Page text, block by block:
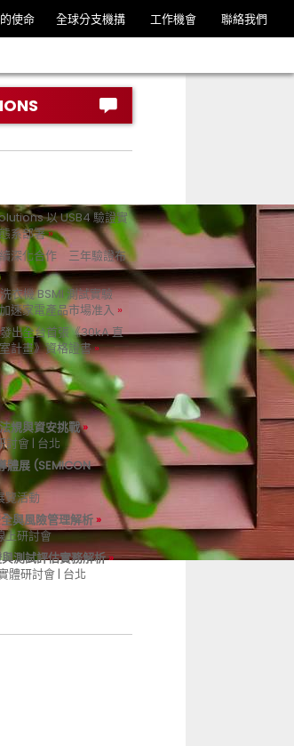
使命 全球分支機搆 工作機會 聯絡我們
以 USB4 驗證實
系部署
深化合作 三年驗證布
衣機 BSMI 測試實驗
速家電產品市場准入
出全台首張《30kA 直
計畫》資格證書
規與資安挑戰
會 | 台北
體展 (SEMICON
活動
與風險管理解析
研討會
測試評估實務解析
研討會 | 台北